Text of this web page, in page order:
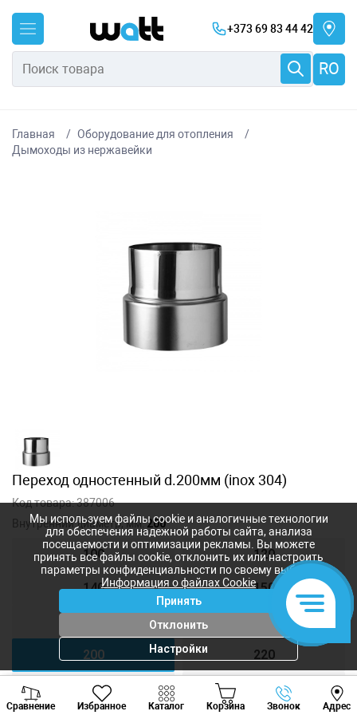
+373 69 83 44 42
RO
Главная
Оборудование для отопления
Дымоходы из нержавейки
Переход одностенный d.200мм (inox 304)
Код товара:387006
Внутренний диаметр, мм:200
100 120
140 150
180
200 220
250
Сравнение Избранное Каталог Корзина Звонок Адрес
Viber Whatsapp
Мы используем файлы cookie и аналогичные технологии
для обеспечения надежной работы сайта, анализа
посещаемости и оптимизации рекламы. Вы можете
принять все файлы cookie, отклонить их или настроить
параметры конфиденциальности по своему выбору.
Информация о файлах Cookie
Принять
Отклонить
Настройки